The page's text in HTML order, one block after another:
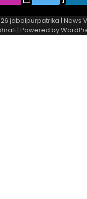
jabalpurpatrika | News
| Powered by